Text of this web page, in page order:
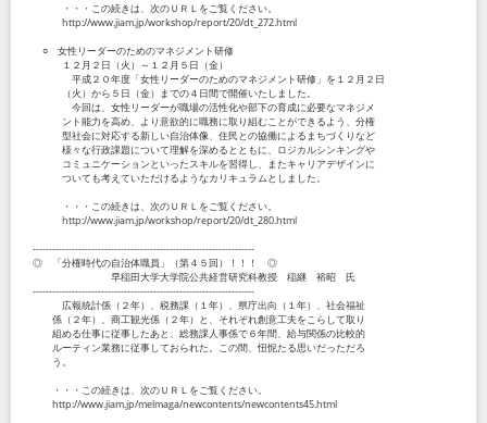
・・・この続きは、次のＵＲＬをご覧ください。
http://www.jiam.jp/workshop/report/20/dt_272.html
○ 女性リーダーのためのマネジメント研修
１２月２日（火）～１２月５日（金）
平成２０年度「女性リーダーのためのマネジメント研修」を１２月２日
（火）から５日（金）までの４日間で開催いたしました。
今回は、女性リーダーが職場の活性化や部下の育成に必要なマネジメ
ント能力を高め、より意欲的に職務に取り組むことができるよう、分権
型社会に対応する新しい自治体像、住民との協働によるまちづくりなど
様々な行政課題について理解を深めるとともに、ロジカルシンキングや
コミュニケーションといったスキルを習得し、またキャリアデザインに
ついても考えていただけるようなカリキュラムとしました。
・・・この続きは、次のＵＲＬをご覧ください。
http://www.jiam.jp/workshop/report/20/dt_280.html
--------------------------------------------------------------------
◎ 「分権時代の自治体職員」（第４５回）！！！ ◎
早稲田大学大学院公共経営研究科教授 稲継 裕昭 氏
--------------------------------------------------------------------
広報統計係（２年）、税務課（１年）、県庁出向（１年）、社会福祉
係（２年）、商工観光係（２年）と、それぞれ創意工夫をこらして取り
組める仕事に従事したあと、総務課人事係で６年間、給与関係の比較的
ルーティン業務に従事しておられた。この間、忸怩たる思いだっただろ
う。
・・・この続きは、次のＵＲＬをご覧ください。
http://www.jiam.jp/melmaga/newcontents/newcontents45.html